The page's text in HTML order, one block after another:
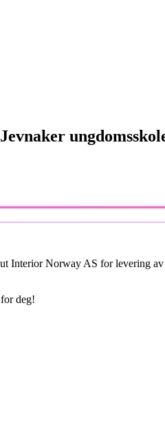
Interior Norway AS for levering
deg!